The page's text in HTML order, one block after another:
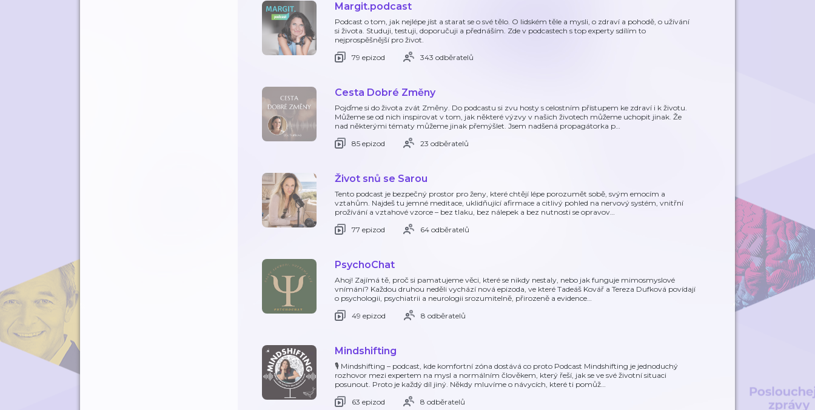
Margit.podcast
Podcast o tom, jak nejlépe jíst a starat se o své tělo. O lidském těle a mysli, o zdraví a pohodě, o užívání
si života. Studuji, testuji, doporučuji a přednáším. Zde v podcastech s top experty sdílím to
nejprospěšnější pro život.
79 epizod
343 odběratelů
Cesta Dobré Změny
Pojďme si do života zvát Změny. Do podcastu si zvu hosty s celostním přístupem ke zdraví i k životu.
Můžeme se od nich inspirovat v tom, jak některé výzvy v našich životech můžeme uchopit jinak. Že
nad některými tématy můžeme jinak přemýšlet. Jsem nadšená propagátorka p…
85 epizod
23 odběratelů
Život snů se Sarou
Tento podcast je bezpečný prostor pro ženy, které chtějí lépe porozumět sobě, svým emocím a
vztahům. Najdeš tu jemné meditace, uklidňující afirmace a citlivý pohled na nervový systém, vnitřní
prožívání a vztahové vzorce – bez tlaku, bez nálepek a bez nutnosti se opravov…
77 epizod
64 odběratelů
PsychoChat
Ahoj! Zajímá tě, proč si pamatujeme věci, které se nikdy nestaly, nebo jak funguje mimosmyslové
vnímání? Každou druhou neděli vychází nová epizoda, ve které Tadeáš Kovář a Tereza Dufková povídají
o psychologii, psychiatrii a neurologii srozumitelně, přirozeně a evidence…
49 epizod
8 odběratelů
Mindshifting
🎙 Mindshifting – podcast, kde komfortní zóna dostává co proto Podcast Mindshifting je jednoduchý
rozhovor mezi expertem na mysl a normálním člověkem, který řeší, jak se ve své životní situaci
posunout. Proto je každý díl jiný. Někdy mluvíme o návycích, které ti pomůž…
63 epizod
8 odběratelů